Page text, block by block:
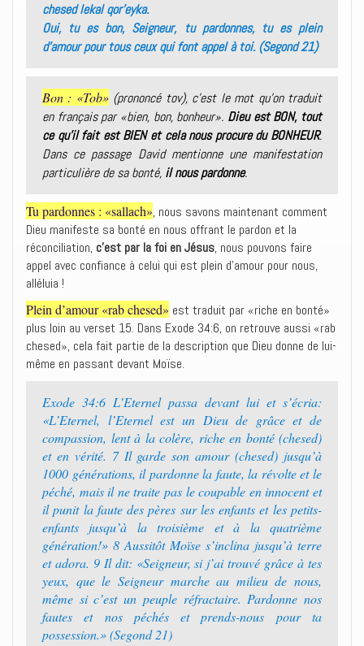
chesed lekal qor’eyka.
Oui, tu es bon, Seigneur, tu pardonnes, tu es plein
d’amour pour tous ceux qui font appel à toi. (Segond 21)
Bon : «Tob»(prononcé tov), c’est le mot qu’on traduit
en français par «bien, bon, bonheur». Dieu est BON, tout
ce qu’il fait est BIEN et cela nous procure du BONHEUR.
Dans ce passage David mentionne une manifestation
particulière de sa bonté, il nous pardonne.
Tu pardonnes : «sallach», nous savons maintenant comment
Dieu manifeste sa bonté en nous offrant le pardon et la
réconciliation, c’est par la foi en Jésus, nous pouvons faire
appel avec confiance à celui qui est plein d’amour pour nous,
alléluia !
Plein d’amour «rab chesed» est traduit par «riche en bonté»
plus loin au verset 15. Dans Exode 34:6, on retrouve aussi «rab
chesed», cela fait partie de la description que Dieu donne de lui-
même en passant devant Moïse.
Exode 34:6 L’Eternel passa devant lui et s’écria:
«L’Eternel, l’Eternel est un Dieu de grâce et de
compassion, lent à la colère, riche en bonté (chesed)
et en vérité. 7 Il garde son amour (chesed) jusqu’à
1000 générations, il pardonne la faute, la révolte et le
péché, mais il ne traite pas le coupable en innocent et
il punit la faute des pères sur les enfants et les petits-
enfants jusqu’à la troisième et à la quatrième
génération!» 8 Aussitôt Moïse s’inclina jusqu’à terre
et adora. 9 Il dit: «Seigneur, si j’ai trouvé grâce à tes
yeux, que le Seigneur marche au milieu de nous,
même si c’est un peuple réfractaire. Pardonne nos
fautes et nos péchés et prends-nous pour ta
possession.» (Segond 21)